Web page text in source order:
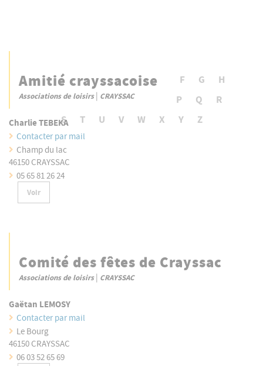
- Tout - A B C D F G
H
I
J K L M P Q
R
S
T U V W X Y Z
Amitié crayssacoise
Associations de loisirs| CRAYSSAC
Charlie TEBEKA
Contacter par mail
Champ du lac
46150 CRAYSSAC
05 65 81 26 24
Voir
Comité des fêtes de Crayssac
Associations de loisirs| CRAYSSAC
Gaëtan LEMOSY
Contacter par mail
Le Bourg
46150 CRAYSSAC
06 03 52 65 69